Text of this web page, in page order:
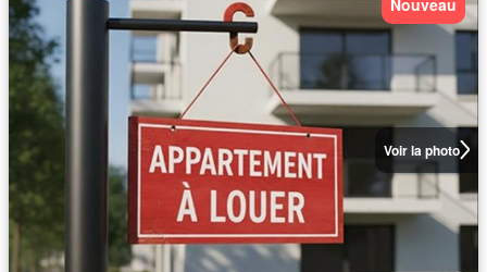
Voir la photo